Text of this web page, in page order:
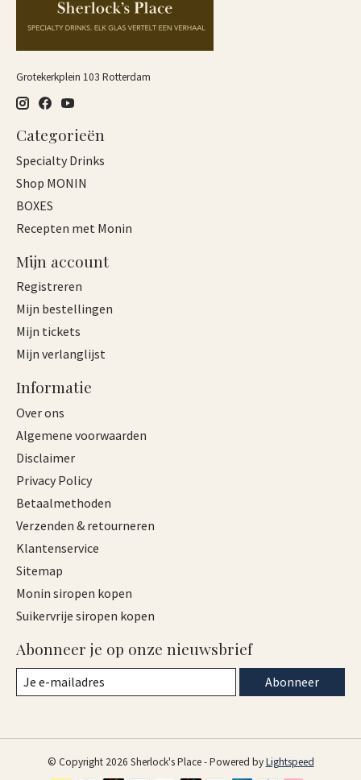
Grotekerkplein 103 Rotterdam
Categorieën
Specialty Drinks
Shop MONIN
BOXES
Recepten met Monin
Mijn account
Registreren
Mijn bestellingen
Mijn tickets
Mijn verlanglijst
Informatie
Over ons
Algemene voorwaarden
Disclaimer
Privacy Policy
Betaalmethoden
Verzenden & retourneren
Klantenservice
Sitemap
Monin siropen kopen
Suikervrije siropen kopen
Abonneer je op onze nieuwsbrief
Abonneer
© Copyright 2026 Sherlock's Place - Powered byLightspeed